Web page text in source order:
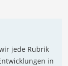
jede Rubrik
in